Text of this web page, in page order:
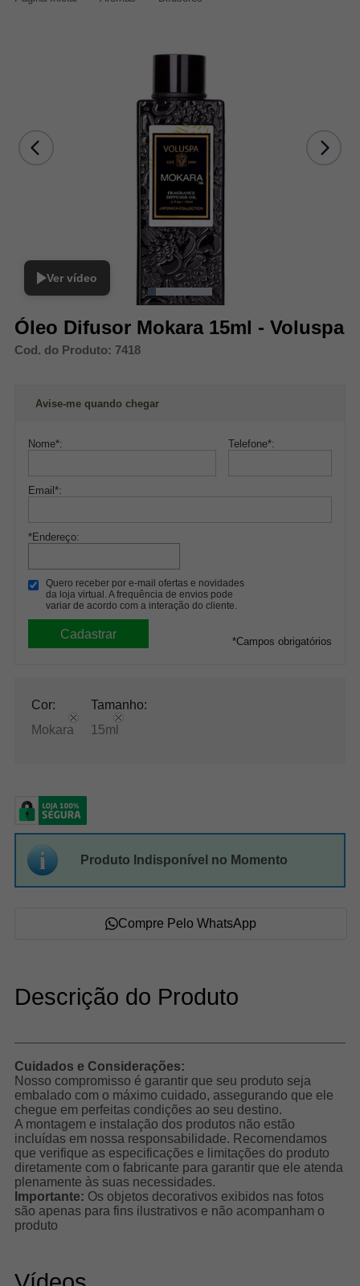
Ver vídeo
Óleo Difusor Mokara 15ml - Voluspa
Cod. do Produto: 7418
Avise-me quando chegar
Nome*: Telefone*:
Email *:
*Endereço:
Quero receber por e-mail ofertas e novidades
da loja virtual. A frequência de envios pode
variar de acordo com a interação do cliente.
*Campos obrigatórios
Cor:
Mokara
Tamanho:
15ml
Produto Indisponível no Momento
Compre Pelo WhatsApp
Descrição do Produto
Cuidados e Considerações:
Nosso compromisso é garantir que seu produto seja
embalado com o máximo cuidado, assegurando que ele
chegue em perfeitas condições ao seu destino.
A montagem e instalação dos produtos não estão
incluídas em nossa responsabilidade. Recomendamos
que verifique as especificações e limitações do produto
diretamente com o fabricante para garantir que ele atenda
plenamente às suas necessidades.
Importante: Os objetos decorativos exibidos nas fotos
são apenas para fins ilustrativos e não acompanham o
produto